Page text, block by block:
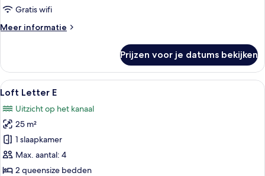
Gratis wifi
Meer informatie
Meer
Letter
T
Prijzen voor je datums bekijken
Alle
foto's
voor
Loft
Letter
E
laden
Een compacte hotelkamer met een
8
Loft Letter E
Uitzicht op het kanaal
25 m²
1 slaapkamer
Max. aantal: 4
2 queensize bedden